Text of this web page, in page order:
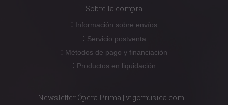
Sobre la compra
: Información sobre envíos
: Servicio postventa
: Métodos de pago y financiación
: Productos en liquidación
Newsletter Ópera Prima | vigomusica.com